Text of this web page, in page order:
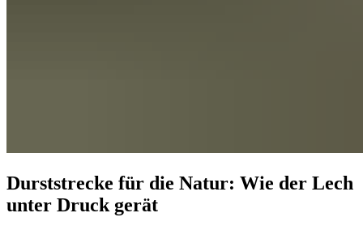
Durststrecke für die Natur: Wie der Lech
unter Druck gerät